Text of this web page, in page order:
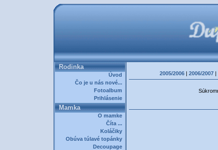
Rodinka
Úvod
Čo je u nás nové...
Fotoalbum
Prihlásenie
Mamka
O mamke
Číta ...
Koláčiky
Obúva túlavé topánky
Decoupage
2005/2006 | 2006/2007 |